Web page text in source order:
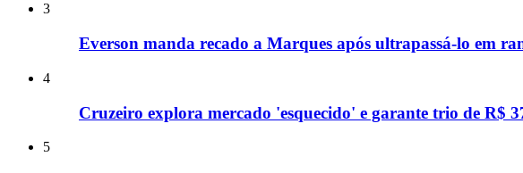
3
Everson manda recado a Marques após ultrapassá-lo em
4
Cruzeiro explora mercado 'esquecido' e garante trio de R$
5